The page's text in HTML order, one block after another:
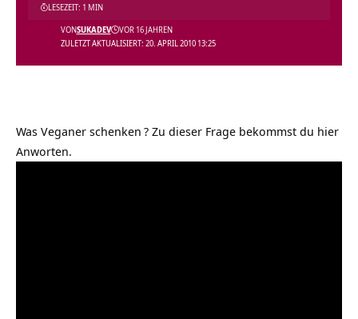
ZULETZT AKTUALISIERT: 20. APRIL 2010 13:25
VONSUKADEV VOR 16 JAHREN
LESEZEIT: 1 MIN
Was Veganer schenken ? Zu dieser Frage bekommst du hier
Anworten.